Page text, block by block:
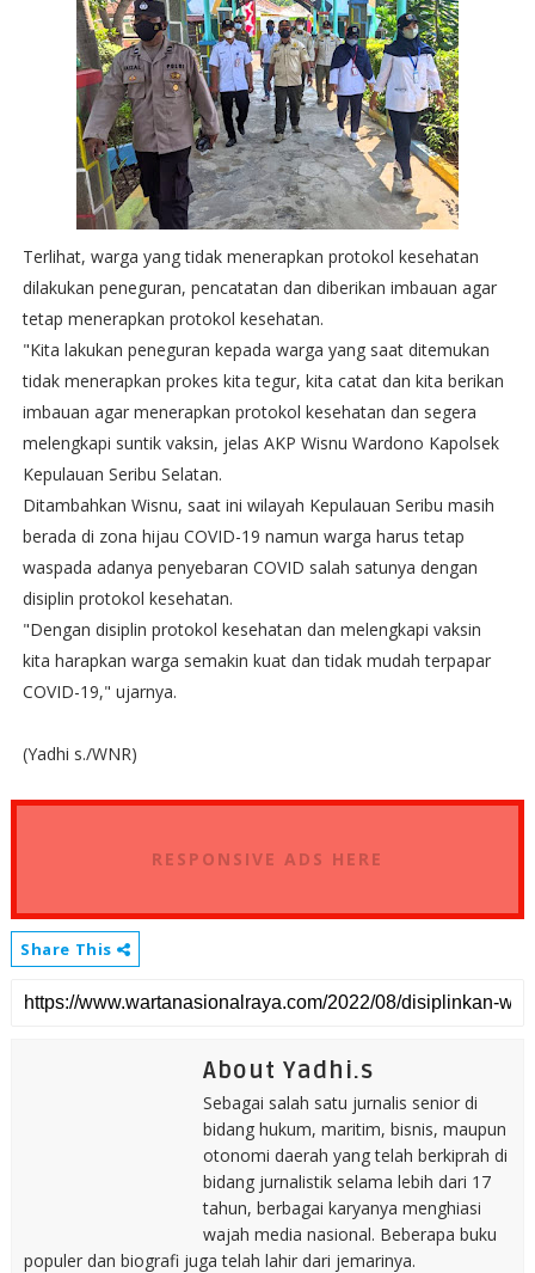
Terlihat, warga yang tidak menerapkan protokol kesehatan
dilakukan peneguran, pencatatan dan diberikan imbauan agar
tetap menerapkan protokol kesehatan.
"Kita lakukan peneguran kepada warga yang saat ditemukan
tidak menerapkan prokes kita tegur, kita catat dan kita berikan
imbauan agar menerapkan protokol kesehatan dan segera
melengkapi suntik vaksin, jelas AKP Wisnu Wardono Kapolsek
Kepulauan Seribu Selatan.
Ditambahkan Wisnu, saat ini wilayah Kepulauan Seribu masih
berada di zona hijau COVID-19 namun warga harus tetap
waspada adanya penyebaran COVID salah satunya dengan
disiplin protokol kesehatan.
"Dengan disiplin protokol kesehatan dan melengkapi vaksin
kita harapkan warga semakin kuat dan tidak mudah terpapar
COVID-19," ujarnya.
(Yadhi s./WNR)
RESPONSIVE ADS HERE
Share This
About Yadhi.s
Sebagai salah satu jurnalis senior di
bidang hukum, maritim, bisnis, maupun
otonomi daerah yang telah berkiprah di
bidang jurnalistik selama lebih dari 17
tahun, berbagai karyanya menghiasi
wajah media nasional. Beberapa buku
populer dan biografi juga telah lahir dari jemarinya.